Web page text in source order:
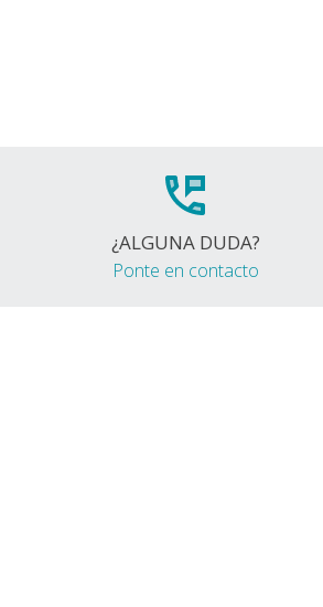
¿ALGUNA DUDA?
Ponte en contacto